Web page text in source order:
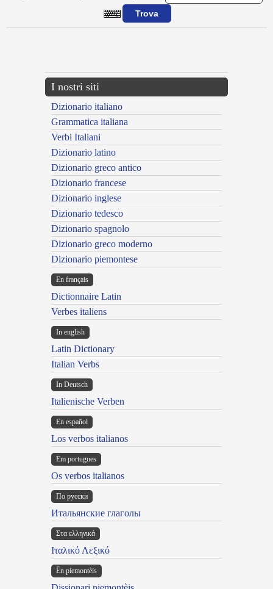
I nostri siti
Dizionario italiano
Grammatica italiana
Verbi Italiani
Dizionario latino
Dizionario greco antico
Dizionario francese
Dizionario inglese
Dizionario tedesco
Dizionario spagnolo
Dizionario greco moderno
Dizionario piemontese
En français
Dictionnaire Latin
Verbes italiens
In english
Latin Dictionary
Italian Verbs
In Deutsch
Italienische Verben
En español
Los verbos italianos
Em portugues
Os verbos italianos
По русски
Итальянские глаголы
Στα ελληνικά
Ιταλικό Λεξικό
Ën piemontèis